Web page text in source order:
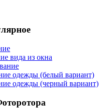
вида из окна
одежды (белый вариант)
одежды (черный вариант)